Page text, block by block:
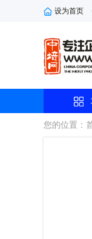
设为首页
您的位置：